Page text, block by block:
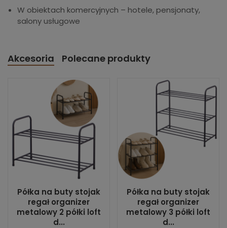
W obiektach komercyjnych – hotele, pensjonaty,
salony usługowe
Akcesoria Polecane produkty
Półka na buty stojak
regał organizer
metalowy 2 półki loft
d...
Półka na buty stojak
regał organizer
metalowy 3 półki loft
d...